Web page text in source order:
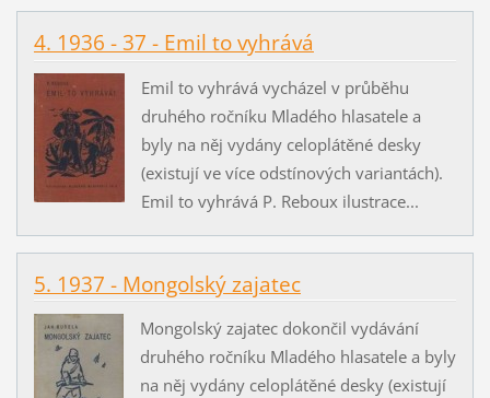
4. 1936 - 37 - Emil to vyhrává
Emil to vyhrává vycházel v průběhu
druhého ročníku Mladého hlasatele a
byly na něj vydány celoplátěné desky
(existují ve více odstínových variantách).
Emil to vyhrává P. Reboux ilustrace...
5. 1937 - Mongolský zajatec
Mongolský zajatec dokončil vydávání
druhého ročníku Mladého hlasatele a byly
na něj vydány celoplátěné desky (existují